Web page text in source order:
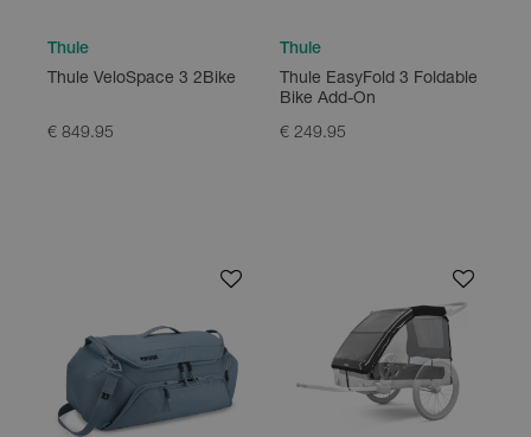
Thule
Thule VeloSpace 3 2Bike
€ 849.95
Thule
Thule EasyFold 3 Foldable
Bike Add-On
€ 249.95